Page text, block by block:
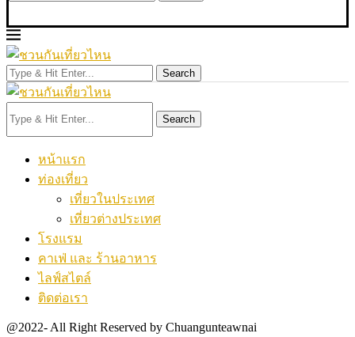
Search
Search
หน้าแรก
ท่องเที่ยว
เที่ยวในประเทศ
เที่ยวต่างประเทศ
โรงแรม
คาเฟ่ และ ร้านอาหาร
ไลฟ์สไตล์
ติดต่อเรา
@2022- All Right Reserved by Chuangunteawnai